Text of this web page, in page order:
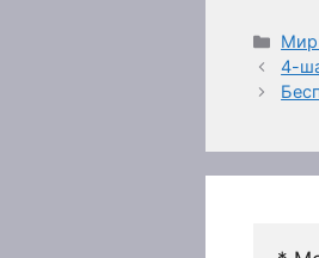
Мир
4-